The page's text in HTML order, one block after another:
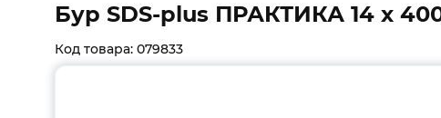
Бур SDS-plus ПРАКТИКА 14 х
Код товара: 079833